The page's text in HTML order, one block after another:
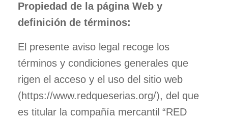
DOCUMENTACIÓN
DIFUSIÓN
AGRADECIMIENTOS
Propiedad de la página Web y
definición de términos:
El presente aviso legal recoge los
términos y condiciones generales que
rigen el acceso y el uso del sitio web
(https://www.redqueserias.org/), del que
es titular la compañía mercantil “RED